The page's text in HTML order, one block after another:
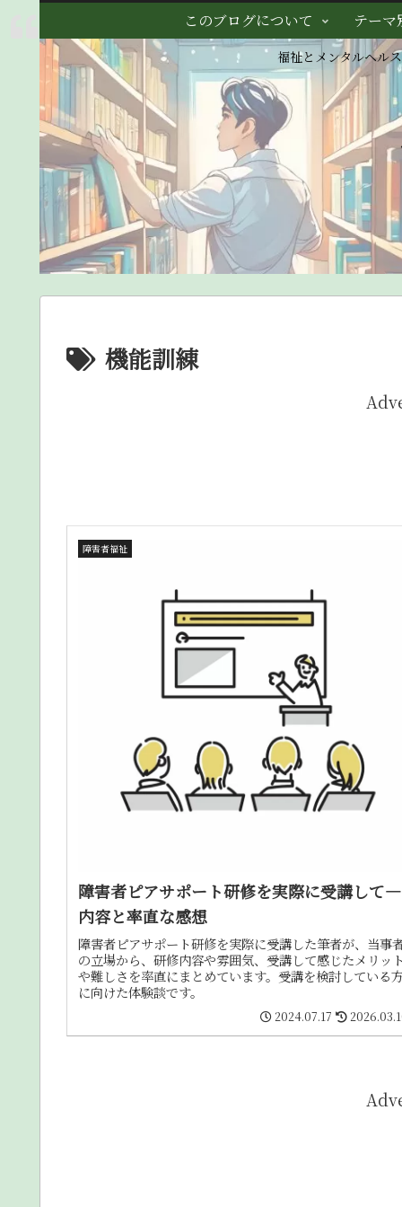
福祉とメンタルヘル
このブログについて テー
機能訓練
障害者福祉
障害者ピアサポート研修を実際に受講して―
内容と率直な感想
障害者ピアサポート研修を実際に受講した筆者が、当事
の立場から、研修内容や雰囲気、受講して感じたメリッ
や難しさを率直にまとめています。受講を検討している
に向けた体験談です。
2024.07.17